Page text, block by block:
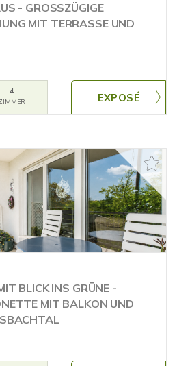
- GROSSZÜGIGE
MIT TERRASSE UND
4
BLICK INS GRÜNE -
MIT BALKON UND